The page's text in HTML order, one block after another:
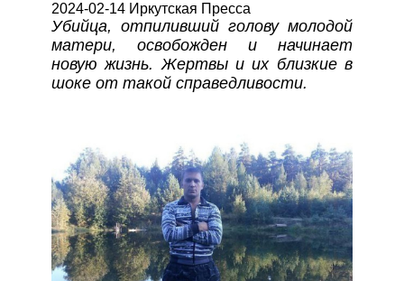
2024-02-14 Иркутская Пресса
Убийца, отпиливший голову молодой
матери, освобожден и начинает
новую жизнь. Жертвы и их близкие в
шоке от такой справедливости.